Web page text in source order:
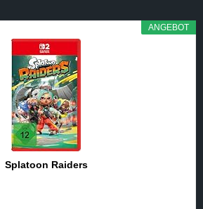
ANGEBOT
Splatoon Raiders